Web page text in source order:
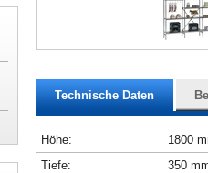
Technische Daten
Höhe:
1800
Tiefe:
350